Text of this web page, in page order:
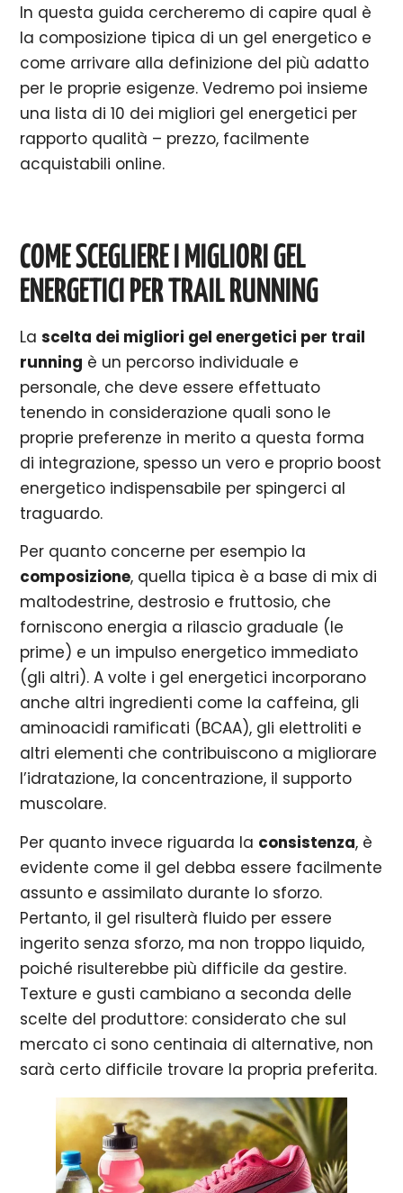
In questa guida cercheremo di capire qual è
la composizione tipica di un gel energetico e
come arrivare alla definizione del più adatto
per le proprie esigenze. Vedremo poi insieme
una lista di 10 dei migliori gel energetici per
rapporto qualità – prezzo, facilmente
acquistabili online.
COME SCEGLIERE I MIGLIORI GEL
ENERGETICI PER TRAIL RUNNING
Lascelta dei migliori gel energetici per trail
running è un percorso individuale e
personale, che deve essere effettuato
tenendo in considerazione quali sono le
proprie preferenze in merito a questa forma
di integrazione, spesso un vero e proprio boost
energetico indispensabile per spingerci al
traguardo.
Per quanto concerne per esempio la
composizione, quella tipica è a base di mix di
maltodestrine, destrosio e fruttosio, che
forniscono energia a rilascio graduale (le
prime) e un impulso energetico immediato
(gli altri). A volte i gel energetici incorporano
anche altri ingredienti come la caffeina, gli
aminoacidi ramificati (BCAA), gli elettroliti e
altri elementi che contribuiscono a migliorare
l’idratazione, la concentrazione, il supporto
muscolare.
Per quanto invece riguarda la consistenza, è
evidente come il gel debba essere facilmente
assunto e assimilato durante lo sforzo.
Pertanto, il gel risulterà fluido per essere
ingerito senza sforzo, ma non troppo liquido,
poiché risulterebbe più difficile da gestire.
Texture e gusti cambiano a seconda delle
scelte del produttore: considerato che sul
mercato ci sono centinaia di alternative, non
sarà certo difficile trovare la propria preferita.